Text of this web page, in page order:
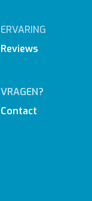
ERVARING
Reviews
VRAGEN?
Contact